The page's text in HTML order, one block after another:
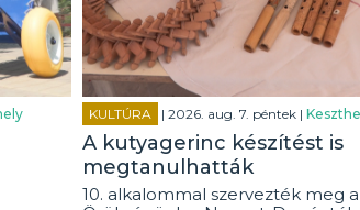
KULTÚRA | 2026. aug. 7. péntek |
A kutyagerinc készítést is
megtanulhatták
10. alkalommal szervezték meg